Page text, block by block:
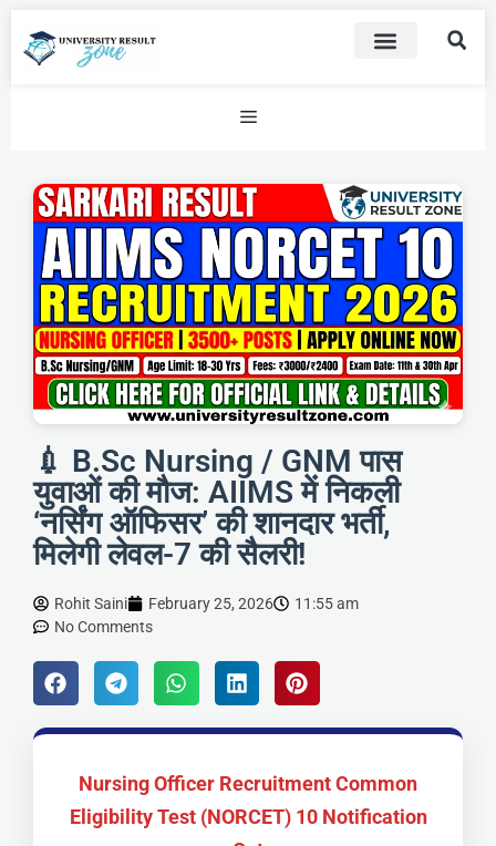
💉 B.Sc Nursing / GNM पास
युवाओं की मौज: AIIMS में निकली
‘नर्सिंग ऑफिसर’ की शानदार भर्ती,
मिलेगी लेवल-7 की सैलरी!
Rohit Saini February 25, 2026
11:55 am
No Comments
Nursing Officer Recruitment Common
Eligibility Test (NORCET) 10 Notification